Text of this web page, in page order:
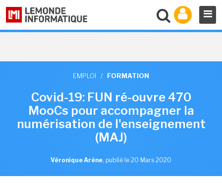
EMPLOI / FORMATION
Covid-19: FUN ré-ouvre 470
MooCs pour accompagner la
numérisation de l'enseignement
(MAJ)
Véronique Arène, publié le 20 Mars 2020